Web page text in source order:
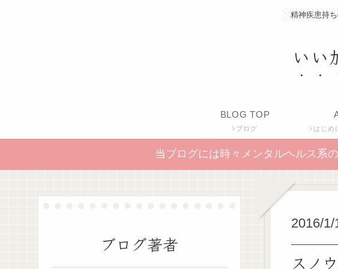
精神疾患持
いい
BLOG TOP
ブログ はじめ
当ブログには時々メンタルヘルス系
2016/
スノ
ブログ著者